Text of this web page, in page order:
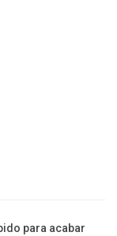
para acabar